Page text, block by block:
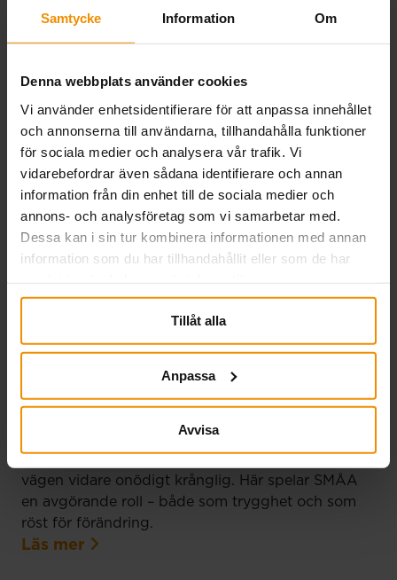
Samtycke Information Om
Denna webbplats använder cookies
Vi använder enhetsidentifierare för att anpassa innehållet
och annonserna till användarna, tillhandahålla funktioner
för sociala medier och analysera vår trafik. Vi
vidarebefordrar även sådana identifierare och annan
information från din enhet till de sociala medier och
annons- och analysföretag som vi samarbetar med.
Dessa kan i sin tur kombinera informationen med annan
information som du har tillhandahållit eller som de har
Tillåt alla
Anpassa
Avvisa
resulterade i flera värdefulla relationer.
Läs mer
Så driver SMÅA dina
frågor – medlemslöftet i
praktiken
vägen vidare onödigt krånglig. Här spelar SMÅA
en avgörande roll – både som trygghet och som
röst för förändring.
Läs mer